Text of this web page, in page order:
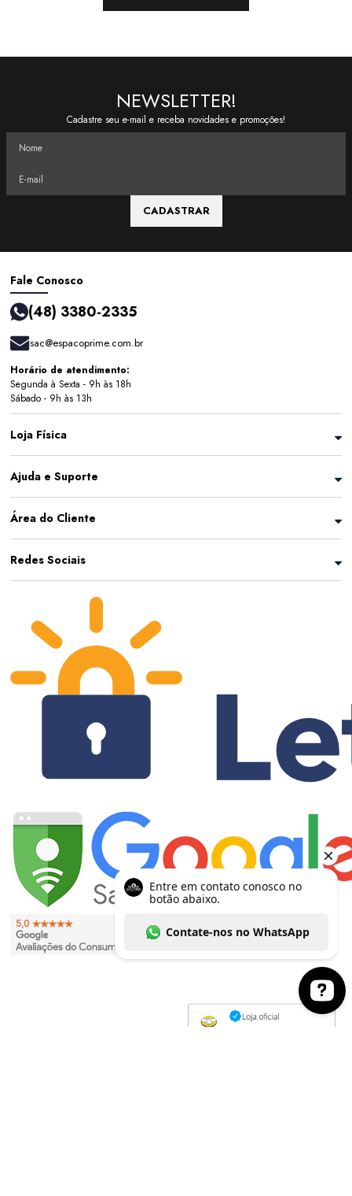
NEWSLETTER!
Cadastre seu e-mail e receba novidades e promoções!
CADASTRAR
Fale Conosco
(48) 3380-2335
sac@espacoprime.com.br
Horário de atendimento:
Segunda à Sexta - 9h às 18h
Sábado - 9h às 13h
Loja Física
Ajuda e Suporte
Área do Cliente
Redes Sociais